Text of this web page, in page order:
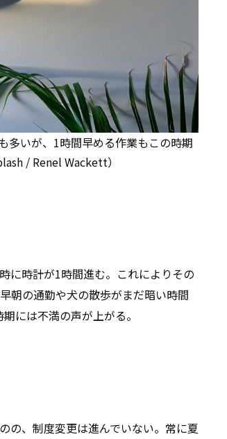
多いが、1時間早める作業もこの時期
/ Renel Wackett）
に時計が1時間進む。これによりその
朝の通勤や犬の散歩がまだ暗い時間
には不満の声が上がる。
の、制度変更は進んでいない。常に夏